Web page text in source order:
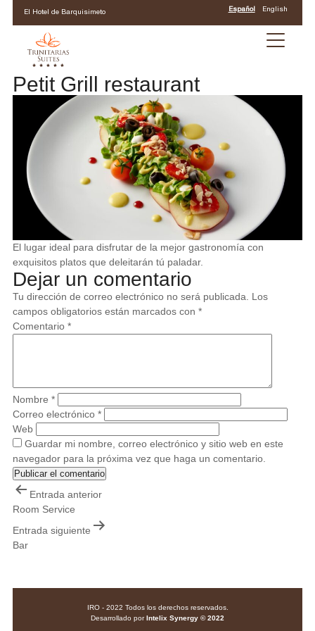
El Hotel de Barquisimeto Español English
Petit Grill restaurant
El lugar ideal para disfrutar de la mejor gastronomía con
exquisitos platos que deleitarán tú paladar.
Dejar un comentario
Tu dirección de correo electrónico no será publicada.
Los
campos obligatorios están marcados con *
Comentario *
Nombre *
Correo electrónico *
Web
Guardar mi nombre, correo electrónico y sitio web en este
navegador para la próxima vez que haga un comentario.
Navegación
de
entradas
Entrada anterior
Room Service
Entrada siguiente
Bar
IRO - 2022 Todos los derechos reservados.
Desarrollado porIntelix Synergy © 2022